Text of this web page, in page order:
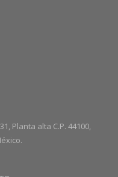
Planta alta C.P. 44100,